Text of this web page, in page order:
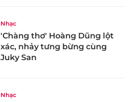
Nhạc
'Chàng thơ' Hoàng Dũng lột
xác, nhảy tưng bừng cùng
Juky San
Nhạc